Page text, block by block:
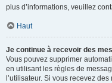
plus d’informations, veuillez
Haut
Je continue à recevoir des
Vous pouvez supprimer
en utilisant les règles de
l’utilisateur. Si vous recevez